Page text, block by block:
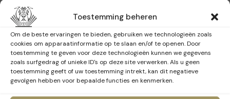
Toestemming beheren
Om de beste ervaringen te bieden, gebruiken we technologieën zoals
cookies om apparaatinformatie op te slaan en/of te openen. Door
toestemming te geven voor deze technologieën kunnen we gegevens
zoals surfgedrag of unieke ID's op deze site verwerken. Als u geen
toestemming geeft of uw toestemming intrekt, kan dit negatieve
gevolgen hebben voor bepaalde functies en kenmerken.
62. Woning de le Court [Openbare
bibliotheek Etterbeek]
Art nouveau,Classic,Interieurs,PBM ,Weekend 3